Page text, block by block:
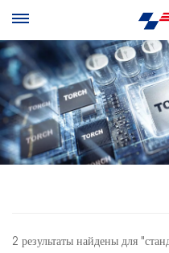
2 результаты найдены для